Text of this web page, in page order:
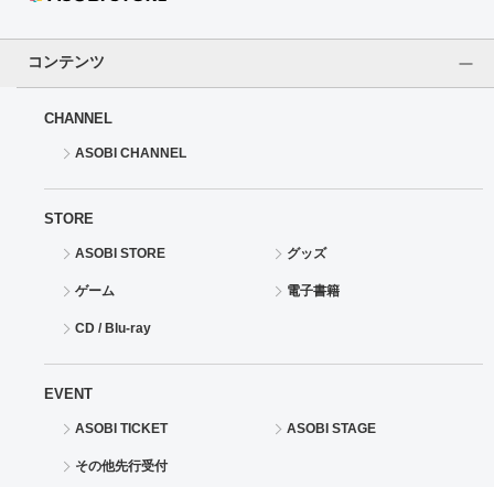
ドラゴンボール
ラブライブ！シリーズ
ラブライブ！サンシャイン‼
ラブライブ！スーパースター!!
モフモフパレード
コンテンツ
CHANNEL
ASOBI CHANNEL
STORE
ASOBI STORE グッズ
ゲーム 電子書籍
CD / Blu-ray
EVENT
ASOBI TICKET ASOBI STAGE
その他先行受付